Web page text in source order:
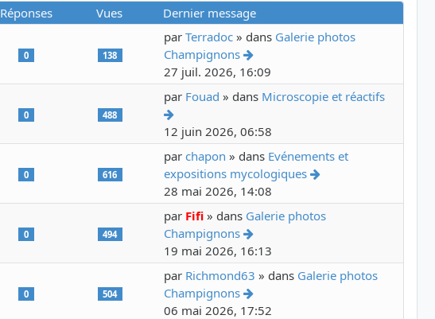
Réponses Vues Dernier message
0 138
par Terradoc» dans Galerie photos
Champignons
Voir le dernier message
27 juil. 2026, 16:09
0 488
par Fouad » dans Microscopie et réactifs
Voir le dernier message
12 juin 2026, 06:58
0 616
par chapon » dans Evénements et
expositions mycologiques
Voir le dernier
28 mai 2026, 14:08
0 494
par Fifi» dans Galerie photos
Champignons
Voir le dernier message
19 mai 2026, 16:13
0 504
par Richmond63 » dans Galerie photos
Champignons
Voir le dernier message
06 mai 2026, 17:52